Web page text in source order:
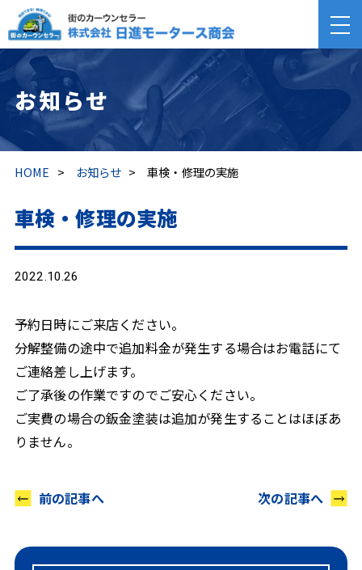
お知らせ
HOME > お知らせ > 車検・修理の実施
車検・修理の実施
2022.10.26
予約日時にご来店ください。
分解整備の途中で追加料金が発生する場合はお電話にて
ご連絡差し上げます。
ご了承後の作業ですのでご安心ください。
ご実費の場合の鈑金塗装は追加が発生することはほぼあ
りません。
前の記事へ 次の記事へ